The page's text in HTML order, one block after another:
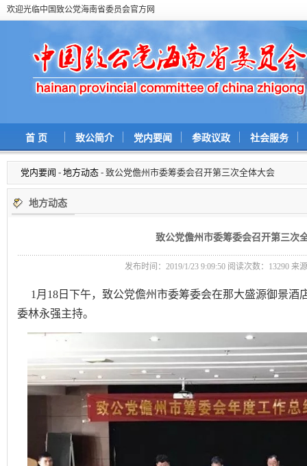
欢迎光临中国致公党海南省委员会官方网
首 页 致公简介 党内要闻 参政议政 社会服务
党内要闻 - 地方动态 - 致公党儋州市委筹委会召开第三次全体大会
地方动态
致公党儋州市委筹委会召开第三次
发布时间：2019/1/23 9:09:50 阅读次数： 13290 来
1月18日下午，致公党儋州市委筹委会在那大盛源御景酒
委林永强主持。